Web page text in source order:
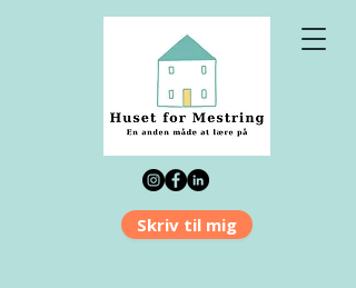
Skriv til mig